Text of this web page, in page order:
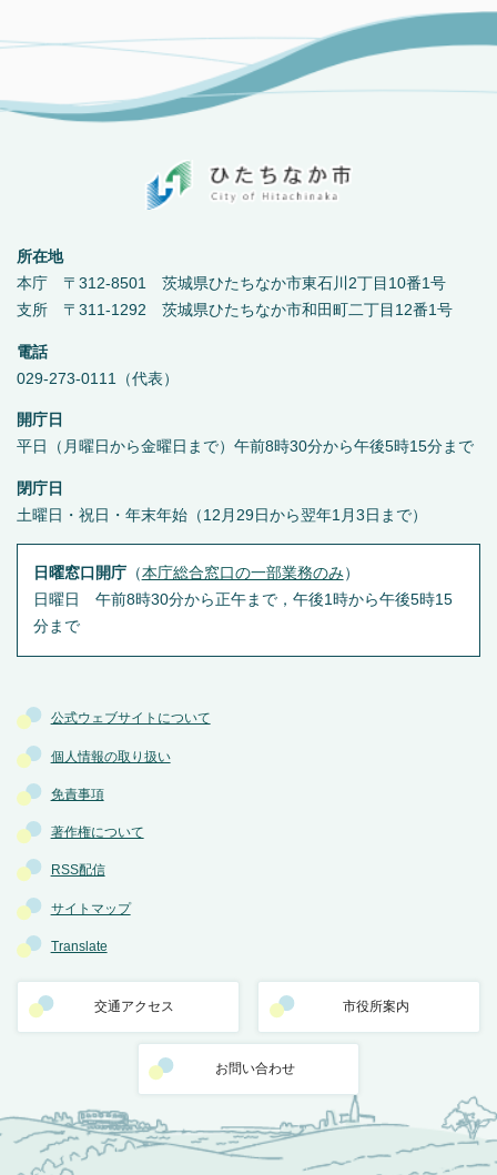
公式ウェブサイトについて
個人情報の取り扱い
免責事項
著作権について
RSS配信
サイトマップ
Translate
交通アクセス 市役所案内
お問い合わせ
所在地
本庁 〒312-8501 茨城県ひたちなか市東石川2丁目10番1号
支所 〒311-1292 茨城県ひたちなか市和田町二丁目12番1号
電話
029-273-0111（代表）
開庁日
平日（月曜日から金曜日まで）午前8時30分から午後5時15分まで
閉庁日
土曜日・祝日・年末年始（12月29日から翌年1月3日まで）
日曜窓口開庁（本庁総合窓口の一部業務のみ ）
日曜日 午前8時30分から正午まで，午後1時から午後5時15
分まで